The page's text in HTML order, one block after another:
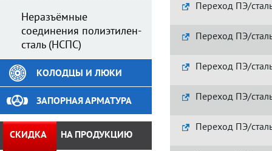
Переход ПЭ/
Переход ПЭ/
Переход ПЭ/
Переход ПЭ/
Переход ПЭ/
Неразъёмные
соединения полиэтилен-
сталь (НСПС)
КОЛОДЦЫ И ЛЮКИ
ЗАПОРНАЯ АРМАТУРА
СКИДКА НА ПРОДУКЦИЮ